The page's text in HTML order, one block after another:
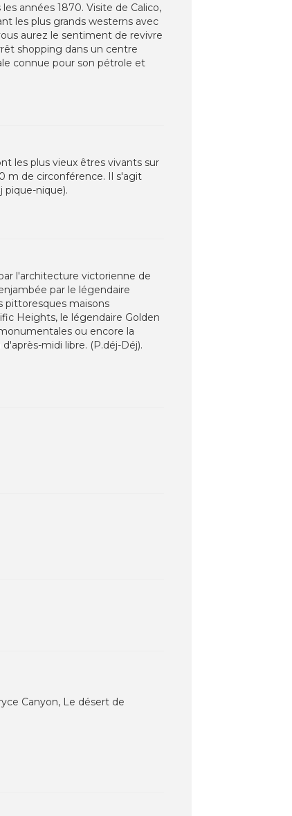
années 1870. Visite de Calico,
les plus grands westerns avec
aurez le sentiment de revivre
shopping dans un centre
connue pour son pétrole et
les plus vieux êtres vivants sur
m de circonférence. Il s'agit
pique-nique).
l'architecture victorienne de
par le légendaire
pittoresques maisons
Heights, le légendaire Golden
ou encore la
midi libre. (P.déj-Déj).
Canyon, Le désert de